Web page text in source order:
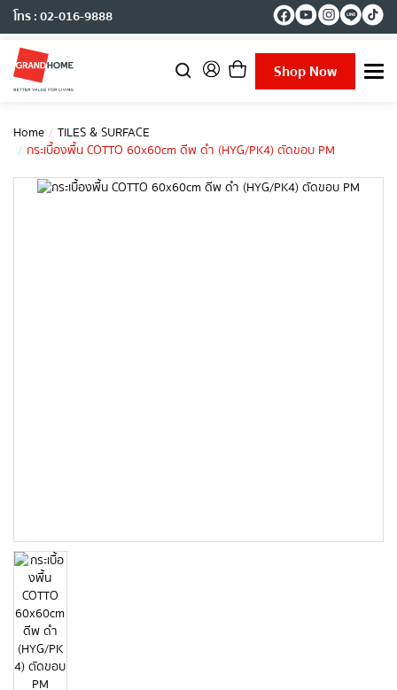
โทร : 02-016-9888
Shop Now
T
n
Home
TILES & SURFACE
กระเบื้องพื้น COTTO 60x60cm ดีพ ดำ (HYG/PK4) ตัดขอบ PM